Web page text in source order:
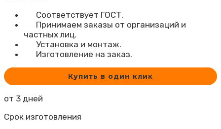
Соответствует ГОСТ.
Принимаем заказы от организаций и
частных лиц.
Установка и монтаж.
Изготовление на заказ.
Купить в один клик
от 3 дней
Срок изготовления